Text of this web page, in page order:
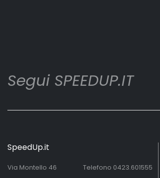
Segui SPEEDUP.IT
SpeedUp.it
Via Montello 46
Telefono 0423.601555